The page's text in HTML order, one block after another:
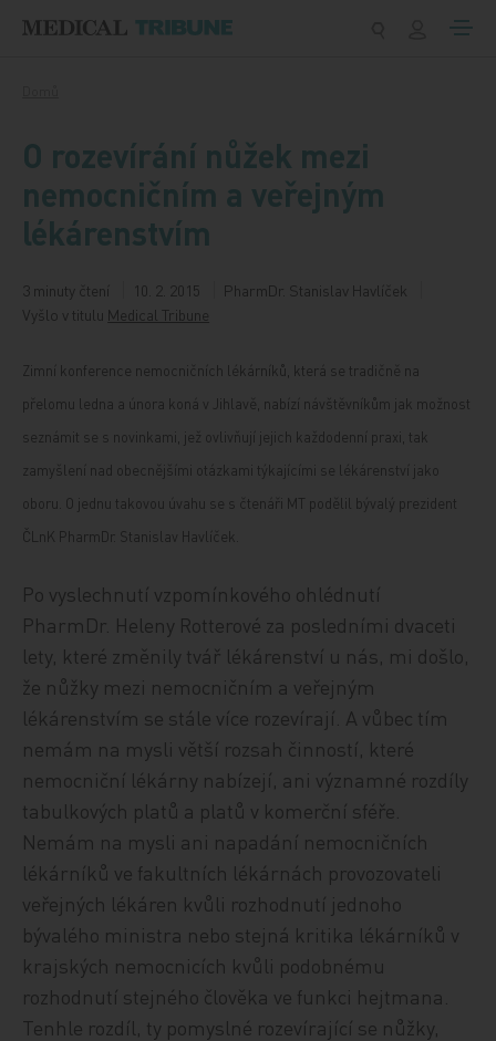
O rozevírání nůžek mezi
nemocničním a veřejným
lékárenstvím
3 minuty čtení 10. 2. 2015
PharmDr. Stanislav Havlíček
Vyšlo v titulu Medical Tribune
Zimní konference nemocničních lékárníků, která se tradičně na
přelomu ledna a února koná v Jihlavě, nabízí návštěvníkům jak možnost
seznámit se s novinkami, jež ovlivňují jejich každodenní praxi, tak
zamyšlení nad obecnějšími otázkami týkajícími se lékárenství jako
oboru. O jednu takovou úvahu se s čtenáři MT podělil bývalý prezident
ČLnK PharmDr. Stanislav Havlíček.
Po vyslechnutí vzpomínkového ohlédnutí
PharmDr. Heleny Rotterové za posledními dvaceti
lety, které změnily tvář lékárenství u nás, mi došlo,
že nůžky mezi nemocničním a veřejným
lékárenstvím se stále více rozevírají. A vůbec tím
nemám na mysli větší rozsah činností, které
nemocniční lékárny nabízejí, ani významné rozdíly
tabulkových platů a platů v komerční sféře.
Nemám na mysli ani napadání nemocničních
lékárníků ve fakultních lékárnách provozovateli
veřejných lékáren kvůli rozhodnutí jednoho
bývalého ministra nebo stejná kritika lékárníků v
krajských nemocnicích kvůli podobnému
rozhodnutí stejného člověka ve funkci hejtmana.
Tenhle rozdíl, ty pomyslné rozevírající se nůžky,